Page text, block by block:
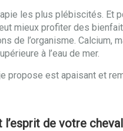
les plus plébiscités. Et
mieux profiter des
de l’organisme. Calcium,
à l’eau de mer.
propose est apaisant et
de votre cheval